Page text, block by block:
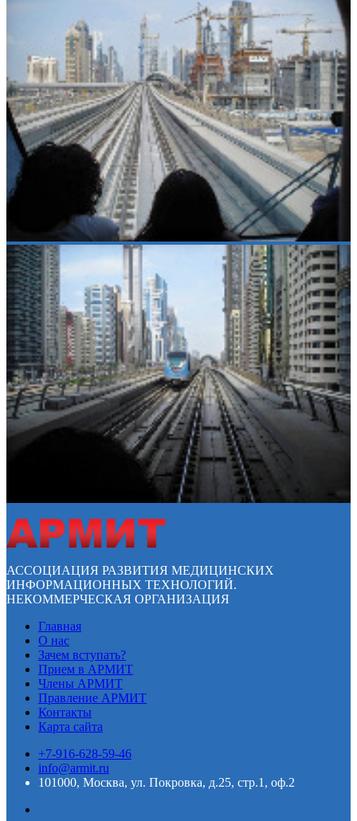
АССОЦИАЦИЯ РАЗВИТИЯ МЕДИЦИНСКИХ
ИНФОРМАЦИОННЫХ ТЕХНОЛОГИЙ.
НЕКОММЕРЧЕСКАЯ ОРГАНИЗАЦИЯ
Главная
О нас
Зачем вступать?
Прием в АРМИТ
Члены АРМИТ
Правление АРМИТ
Контакты
Карта сайта
+7-916-628-59-46
info@armit.ru
101000, Москва, ул. Покровка, д.25, стр.1, оф.2